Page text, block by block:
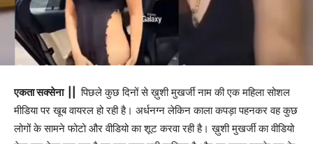
एकता सक्सेना ||
पिछले कुछ दिनों से ख़ुशी मुखर्जी नाम की एक महिला सोशल
मीडिया पर खूब वायरल हो रही है। अर्धनग्न लेकिन काला कपड़ा पहनकर वह कुछ
लोगों के सामने फोटो और वीडियो का शूट करवा रही है। ख़ुशी मुखर्जी का वीडियो